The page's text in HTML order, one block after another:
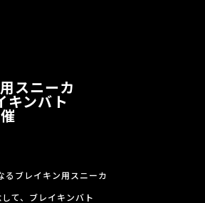
スニーカ
キンバト
ブレイキン用スニーカ
て、ブレイキンバト